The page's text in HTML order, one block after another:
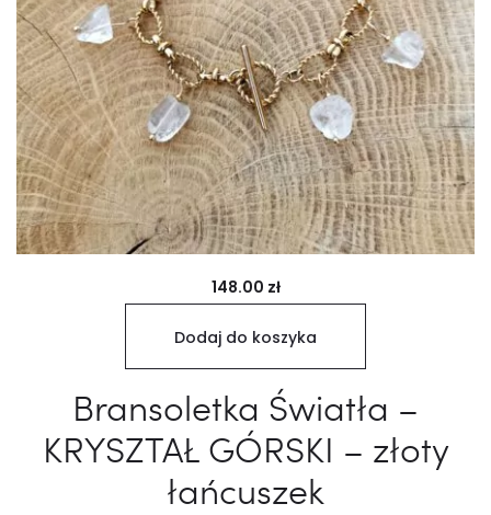
148.00 zł
Dodaj do koszyka
Bransoletka Światła –
KRYSZTAŁ GÓRSKI – złoty
łańcuszek